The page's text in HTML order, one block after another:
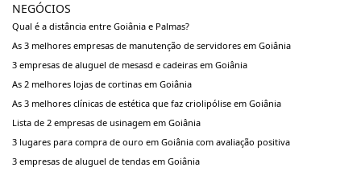
NEGÓCIOS
Qual é a distância entre Goiânia e Palmas?
As 3 melhores empresas de manutenção de servidores em Goiânia
3 empresas de aluguel de mesasd e cadeiras em Goiânia
As 2 melhores lojas de cortinas em Goiânia
As 3 melhores clínicas de estética que faz criolipólise em Goiânia
Lista de 2 empresas de usinagem em Goiânia
3 lugares para compra de ouro em Goiânia com avaliação positiva
3 empresas de aluguel de tendas em Goiânia